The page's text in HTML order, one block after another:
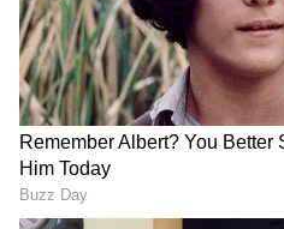
ಡಿಸಿಎಂ ಡಾ.ಜಿ. ಪರಮೇಶ್ವರ-
ಸಬಲೀಕರಣ
ಕ್ಲಿಕ್‌ನಲ್ಲಿ ಲಭ್ಯ. ಏಷ್ಯಾನೆಟ್
ಆ್ಯಪ್ ಡೌನ್‌ಲೋಡ್ ಮಾಡಿ
ಗಳನ್ನು ಪಡೆಯಿರಿ